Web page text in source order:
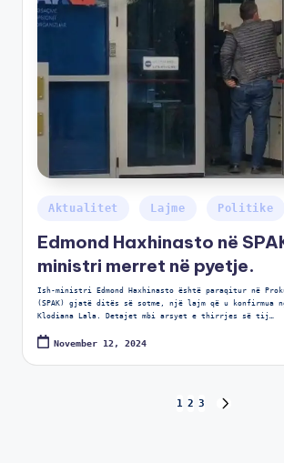
Aktualitet Lajme Politike
Edmond Haxhinasto në
ministri merret në pyetje.
Ish-ministri Edmond Haxhinasto është paraqitur në
(SPAK) gjatë ditës së sotme, një lajm që u konfirmua
Klodiana Lala. Detajet mbi arsyet e thirrjes së tij…
November 12, 2024
1 2 3